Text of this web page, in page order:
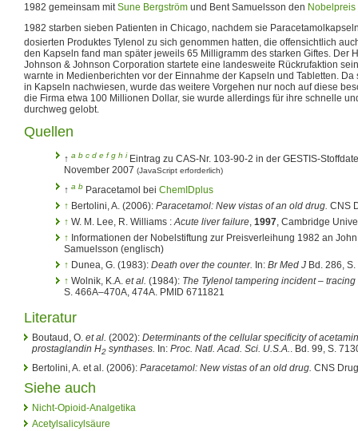
1982 gemeinsam mitSune Bergström und Bent Samuelsson den
1982 starben sieben Patienten in Chicago, nachdem sie
dosierten Produktes Tylenol zu sich genommen hatten, die offensichtlich
den Kapseln fand man später jeweils 65 Milligramm des starken Giftes. Der
Johnson & Johnson Corporation startete eine landesweite Rückrufaktion
warnte in Medienberichten vor der Einnahme der Kapseln und Tabletten. Da
in Kapseln nachwiesen, wurde das weitere Vorgehen nur noch auf diese
die Firma etwa 100 Millionen Dollar, sie wurde allerdings für ihre schnelle
durchweg gelobt.
Quellen
↑ a b c d e f g h i Eintrag zu CAS-Nr. 103-90-2 in der GESTIS-
November 2007 (JavaScript erforderlich)
↑ a b Paracetamol bei ChemIDplus
↑ Bertolini, A. (2006): Paracetamol: New vistas of an old drug. CNS
↑ W. M. Lee, R. Williams :Acute liver failure, 1997, Cambridge
↑ Informationen der Nobelstiftung zur Preisverleihung 1982 an
Samuelsson (englisch)
↑ Dunea, G. (1983): Death over the counter. In: Br Med J Bd. 286,
↑ Wolnik, K.A. et al. (1984): The Tylenol tampering incident –
S. 466A–470A, 474A. PMID 6711821
Literatur
Boutaud, O. et al. (2002): Determinants of the cellular specificity of
prostaglandin H2 synthases. In: Proc. Natl. Acad. Sci. U.S.A.. Bd. 99, S.
Bertolini, A. et al. (2006): Paracetamol: New vistas of an old drug. CNS
Siehe auch
Nicht-Opioid-Analgetika
Acetylsalicylsäure